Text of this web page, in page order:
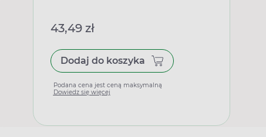
43,49 zł
Dodaj do koszyka
Podana cena jest ceną maksymalną
Dowiedz się więcej